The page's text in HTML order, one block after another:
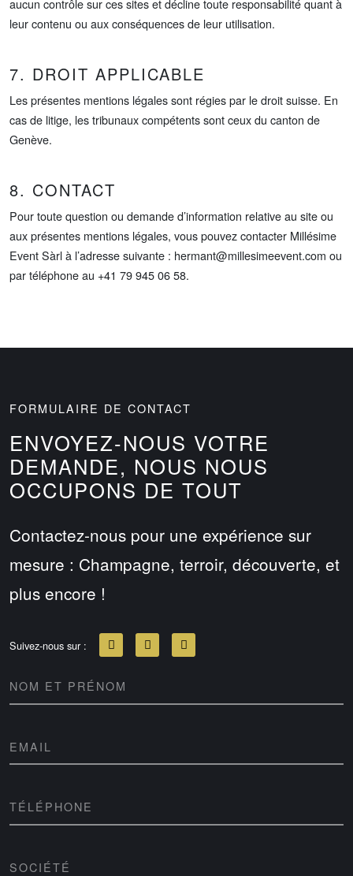
aucun contrôle sur ces sites et décline toute responsabilité quant à
leur contenu ou aux conséquences de leur utilisation.
7. DROIT APPLICABLE
Les présentes mentions légales sont régies par le droit suisse. En
cas de litige, les tribunaux compétents sont ceux du canton de
Genève.
8. CONTACT
Pour toute question ou demande d’information relative au site ou
aux présentes mentions légales, vous pouvez contacter Millésime
Event Sàrl à l’adresse suivante : hermant@millesimeevent.com ou
par téléphone au +41 79 945 06 58.
FORMULAIRE DE CONTACT
ENVOYEZ-NOUS VOTRE
DEMANDE, NOUS NOUS
OCCUPONS DE TOUT
Contactez-nous pour une expérience sur
mesure : Champagne, terroir, découverte, et
plus encore !
Suivez-nous sur :
NOM ET PRÉNOM
EMAIL
TÉLÉPHONE
SOCIÉTÉ